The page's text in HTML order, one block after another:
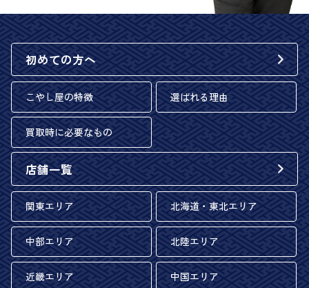
初めての方へ
こやし屋の特徴 選ばれる理由
買取時に必要なもの
店舗一覧
関東エリア 北海道・東北エリア
中部エリア 北陸エリア
近畿エリア 中国エリア